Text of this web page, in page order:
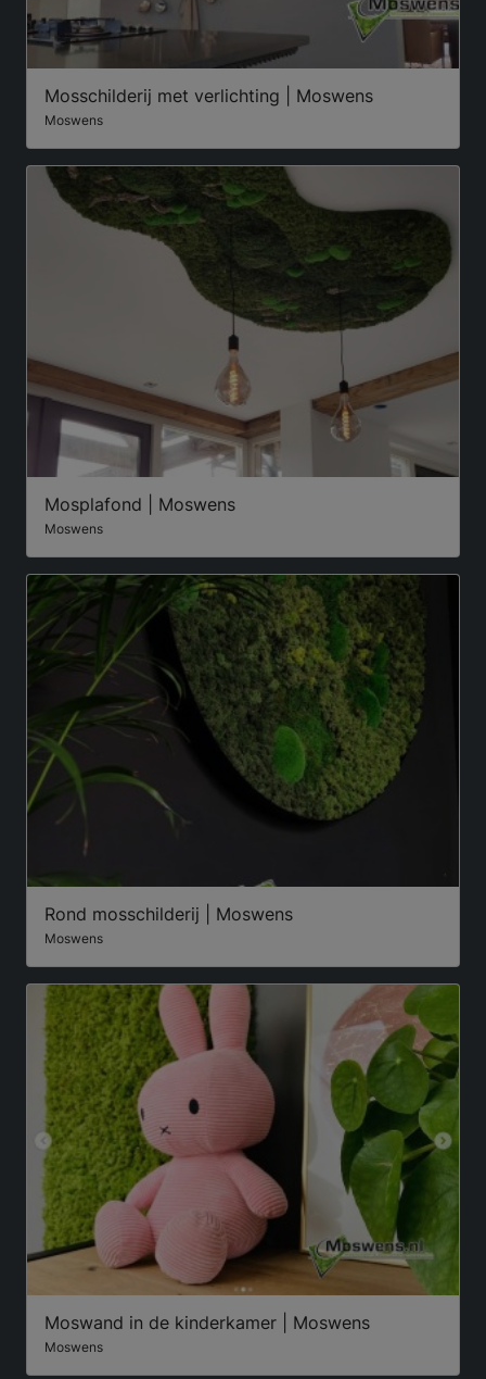
Mosschilderij met verlichting | Moswens
Moswens
Mosplafond | Moswens
Moswens
Rond mosschilderij | Moswens
Moswens
Moswand in de kinderkamer | Moswens
Moswens